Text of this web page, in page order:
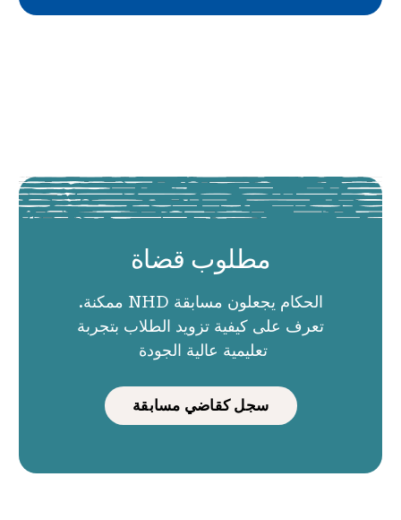
مطلوب قضاة
الحكام يجعلون مسابقة NHD ممكنة.
تعرف على كيفية تزويد الطلاب بتجربة
تعليمية عالية الجودة
سجل كقاضي مسابقة